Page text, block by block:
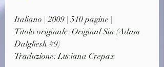
Italiano | 2009 | 510 pagine |
Titolo originale: Original Sin (Adam
Dalgliesh #9)
Traduzione: Luciana Crepax